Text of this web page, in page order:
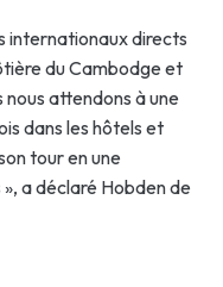
internationaux directs
du Cambodge et
nous attendons à une
dans les hôtels et
tour en une
a déclaré Hobden de